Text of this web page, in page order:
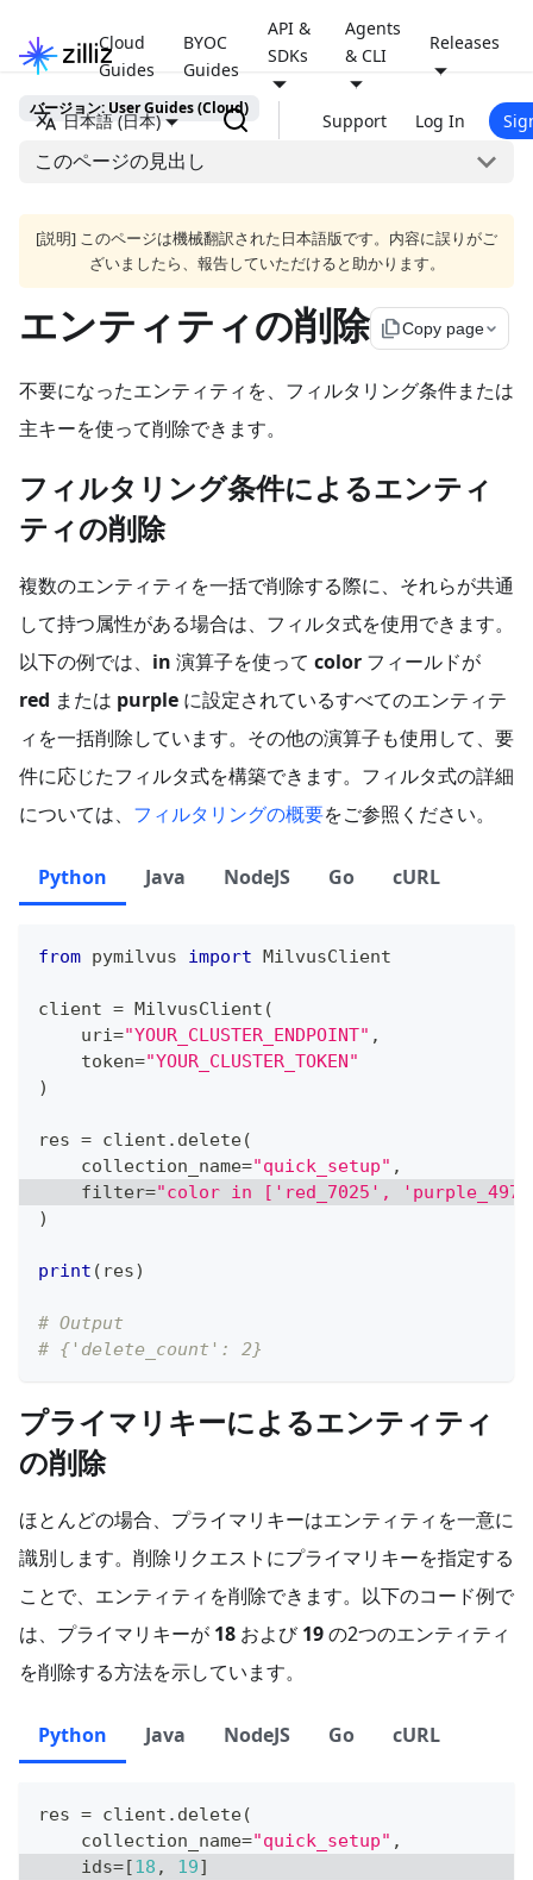
Cloud
Guides
BYOC
Guides
API &
SDKs
Agents
& CLI
Releases
日本語 (日本) Support Log In
バージョン: User Guides (Cloud)
このページの見出し
[説明] このページは機械翻訳された日本語版です。内容に誤りがご
ざいましたら、報告していただけると助かります。
エンティティの削除 file_copyCopy page
不要になったエンティティを、フィルタリング条件または
主キーを使って削除できます。
フィルタリング条件によるエンティ
ティの削除
複数のエンティティを一括で削除する際に、それらが共通
して持つ属性がある場合は、フィルタ式を使用できます。
以下の例では、 in 演算子を使って color フィールドが
red または purple に設定されているすべてのエンティテ
ィを一括削除しています。その他の演算子も使用して、要
件に応じたフィルタ式を構築できます。フィルタ式の詳細
については、 フィルタリングの概要をご参照ください。
Python Java NodeJS Go cURL
from pymilvus import MilvusClient
client = MilvusClient (
    uri
="YOUR_CLUSTER_ENDPOINT" ,
    token
="YOUR_CLUSTER_TOKEN"
)
res = client . delete(
    collection_name
="quick_setup" ,
filter="color in ['red_7025',
)
print ( res)
# Output
# {'delete_count': 2}
プライマリキーによるエンティティ
の削除
ほとんどの場合、プライマリキーはエンティティを一意に
識別します。削除リクエストにプライマリキーを指定する
ことで、エンティティを削除できます。以下のコード例で
は、プライマリキーが 18 および19の2つのエンティティ
を削除する方法を示しています。
Python Java NodeJS Go cURL
res = client . delete(
    collection_name
="quick_setup" ,
    ids
=[18 , 19]